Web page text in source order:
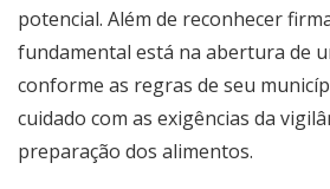
potencial. Além de reconhecer
fundamental está na abertura de
conforme as regras de seu
cuidado com as exigências da
preparação dos alimentos.